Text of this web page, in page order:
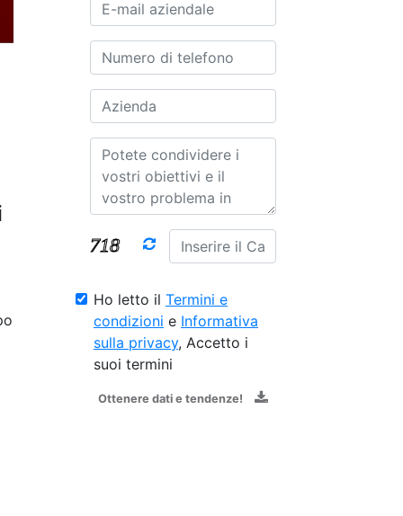
Ho letto il Termini e
condizioni e Informativa
sulla privacy, Accetto i
suoi termini
Ottenere dati e tendenze!